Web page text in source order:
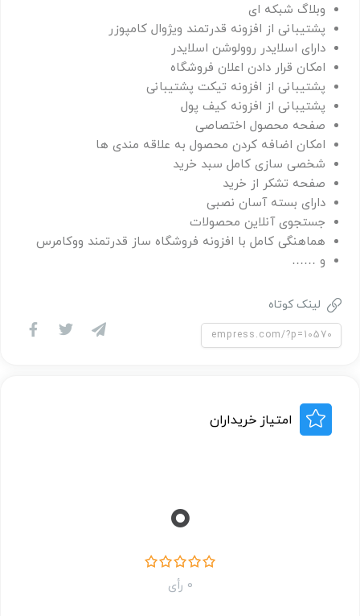
وبلاگ شبکه ای
پشتیبانی از افزونه قدرتمند ویژوال کامپوزر
دارای اسلایدر روولوشن اسلایدر
امکان قرار دادن اعلان فروشگاه
پشتیبانی از افزونه تیکت پشتیبانی
پشتیبانی از افزونه کیف پول
صفحه محصول اختصاصی
امکان اضافه کردن محصول به علاقه مندی ها
شخصی سازی کامل سبد خرید
صفحه تشکر از خرید
دارای بسته آسان نصبی
جستجوی آنلاین محصولات
هماهنگی کامل با افزونه فروشگاه ساز قدرتمند ووکامرس
و ……
لینک کوتاه
امتیاز خریداران
0
0 رأی